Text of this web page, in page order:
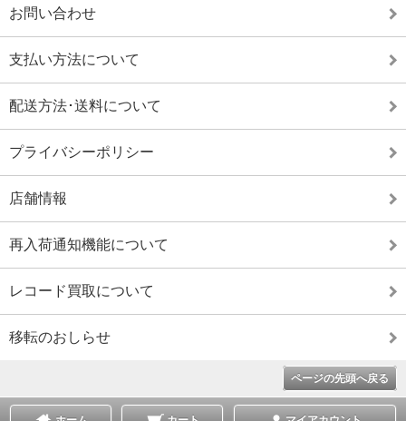
お問い合わせ
支払い方法について
配送方法･送料について
プライバシーポリシー
店舗情報
再入荷通知機能について
レコード買取について
移転のおしらせ
ページの先頭へ戻る